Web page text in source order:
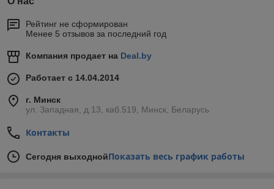
Рейтинг не сформирован
Менее 5 отзывов за последний год
Компания продает на Deal.by
Работает с 14.04.2014
г. Минск
ул. Западная, д.13, каб.519, Минск, Беларусь
Контакты
Сегодня выходнойПоказать весь график работы